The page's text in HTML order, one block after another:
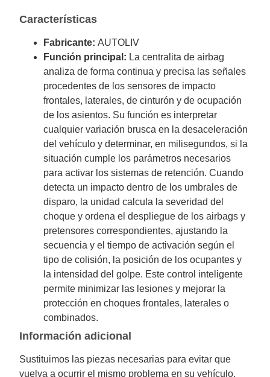
Características
Fabricante:AUTOLIV
Función principal: La centralita de airbag
analiza de forma continua y precisa las señales
procedentes de los sensores de impacto
frontales, laterales, de cinturón y de ocupación
de los asientos. Su función es interpretar
cualquier variación brusca en la desaceleración
del vehículo y determinar, en milisegundos, si la
situación cumple los parámetros necesarios
para activar los sistemas de retención. Cuando
detecta un impacto dentro de los umbrales de
disparo, la unidad calcula la severidad del
choque y ordena el despliegue de los airbags y
pretensores correspondientes, ajustando la
secuencia y el tiempo de activación según el
tipo de colisión, la posición de los ocupantes y
la intensidad del golpe. Este control inteligente
permite minimizar las lesiones y mejorar la
protección en choques frontales, laterales o
combinados.
Información adicional
Sustituimos las piezas necesarias para evitar que
vuelva a ocurrir el mismo problema en su vehículo.